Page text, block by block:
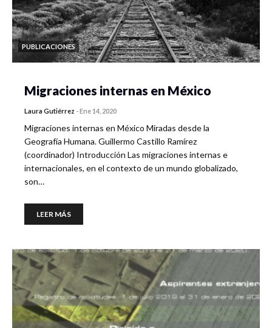
PUBLICACIONES
Migraciones internas en México
Laura Gutiérrez -Ene 14, 2020
Migraciones internas en México Miradas desde la
Geografía Humana. Guillermo Castillo Ramírez
(coordinador) Introducción Las migraciones internas e
internacionales, en el contexto de un mundo globalizado,
son…
LEER MÁS